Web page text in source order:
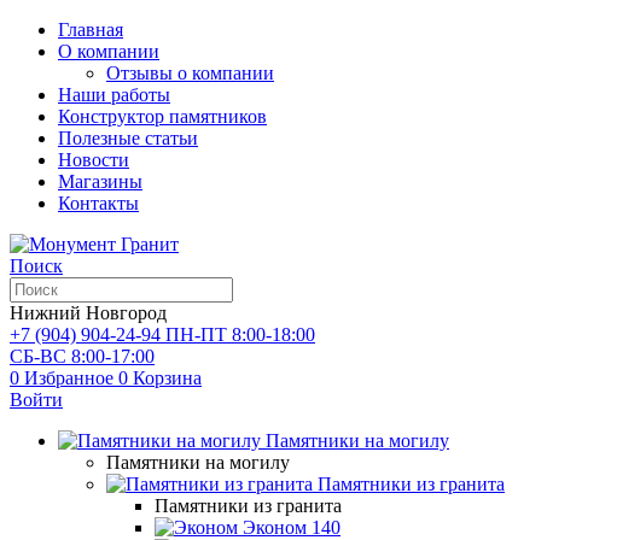
Главная
О компании
Отзывы о компании
Наши работы
Конструктор памятников
Полезные статьи
Новости
Магазины
Контакты
Поиск
Нижний Новгород
+7 (904) 904-24-94 ПН-ПТ 8:00-18:00
СБ-ВС 8:00-17:00
0 Избранное 0 Корзина
Войти
Памятники на могилу
Памятники на могилу
Памятники из гранита
Памятники из гранита
Эконом 140